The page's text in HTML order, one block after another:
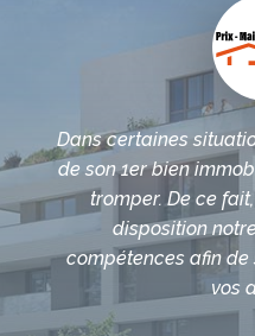
Dans certaines
de son 1er bien
tromper. De ce
disposition
compétences afin
vos